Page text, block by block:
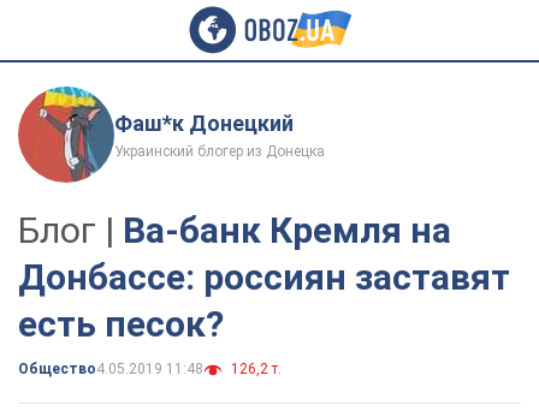
Фаш*к Донецкий
Украинский блогер из Донецка
Блог | Ва-банк Кремля на
Донбассе: россиян заставят
есть песок?
Общество4.05.2019 11:48 126,2 т.